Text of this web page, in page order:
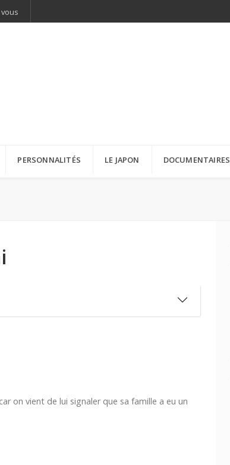
PERSONNALITÉS LE JAPON DOCUMENTAIRES
on vient de lui signaler que sa famille a eu un